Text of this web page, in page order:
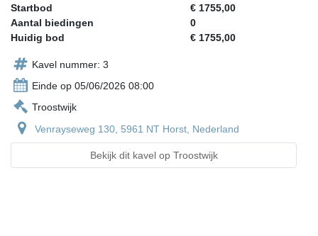
Startbod
€ 1755,00
Aantal biedingen
0
Huidig bod
€ 1755,00
Kavel nummer: 3
Einde op 05/06/2026 08:00
Troostwijk
Venrayseweg 130, 5961 NT Horst, Nederland
Bekijk dit kavel op Troostwijk